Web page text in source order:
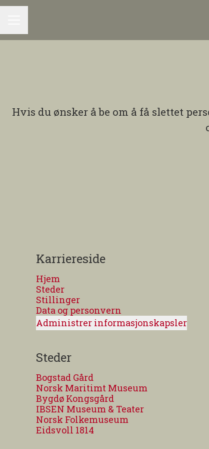
Hvis du ønsker å be om å få slettet
Karriereside
Hjem
Steder
Stillinger
Data og personvern
Administrer informasjonskapsler
Steder
Bogstad Gård
Norsk Maritimt Museum
Bygdø Kongsgård
IBSEN Museum & Teater
Norsk Folkemuseum
Eidsvoll 1814